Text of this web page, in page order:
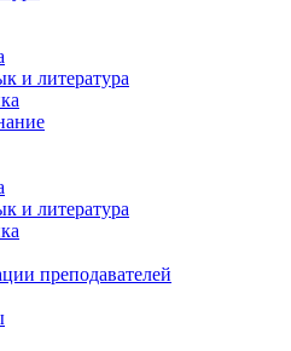
и литература
и литература
преподавателей